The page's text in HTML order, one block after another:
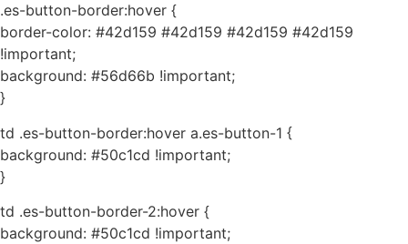
.es-button-border:hover {
border-color: #42d159 #42d159 #42d159 #42d159
!important;
background: #56d66b !important;
}
td .es-button-border:hover a.es-button-1 {
background: #50c1cd !important;
}
td .es-button-border-2:hover {
background: #50c1cd !important;